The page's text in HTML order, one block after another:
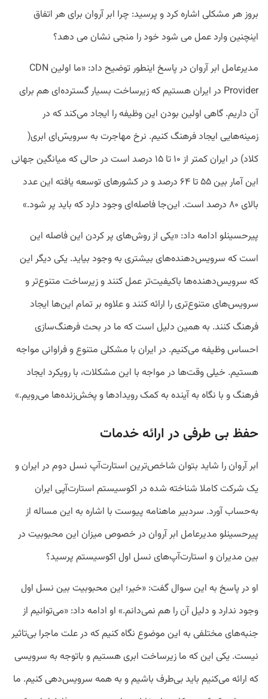
بروز هر مشکلی اشاره کرد و پرسید: چرا ابر آروان برای هر اتفاق
اینچنین وارد عمل می شود خود را منجی نشان می دهد؟
مدیرعامل ابر آروان در پاسخ اینطور توضیح داد: «ما اولین CDN
Provider در ایران هستیم که زیرساخت بسیار گسترده‌ای هم برای
آن داریم. گاهی اولین بودن این وظیفه را ایجاد می‌کند که در
زمینه‌هایی ایجاد فرهنگ کنیم. نرخ مهاجرت به سرویس‌ّای ابری(
کلاد) در ایران کمتر از ۱۰ تا ۱۵ درصد است در حالی که میانگین جهانی
این آمار بین ۵۵ تا ۶۴ درصد و در کشور‌های توسعه یافته این عدد
بالای ۸۰ درصد است. این‌جا فاصله‌ای وجود دارد که باید پر شود.»
پیرحسینلو ادامه داد: «یکی از روش‌های پر کردن این فاصله این
است که سرویس‌دهنده‌های بیشتری به وجود بیاید. یکی دیگر این
که سرویس‌دهنده‌ها باکیفیت‌تر عمل کنند و زیرساخت متنوع‌تر و
سرویس‌های متنوع‌تری را ارائه کنند و علاوه بر تمام این‌ها ایجاد
فرهنگ کنند. به همین دلیل است که ما در بحث فرهنگ‌سازی
احساس وظیفه می‌کنیم. در ایران با مشکلی متنوع و فراوانی مواجه
هستیم. خیلی وقت‌ها در مواجه با این مشکلات، با رویکرد ایجاد
فرهنگ و با نگاه به آینده به کمک رویداد‌ها و پخش‌زنده‌ها می‌رویم.»
حفظ بی طرفی در ارائه خدمات
ابر آروان را شاید بتوان شاخص‌ترین استارت‌آپ نسل دوم در ایران و
یک شرکت کاملا شناخته شده در اکوسیستم استارت‌آپی ایران
به‌حساب آورد. سردبیر ماهنامه پیوست با اشاره به این مساله از
پیرحسینلو مدیرعامل ابر آروان در خصوص میزان این محبوبیت در
بین مدیران و استارت‌آپ‌های نسل اول اکوسیستم پرسید؟
او در پاسخ به این سوال گفت: «خیر؛ این محبوبیت بین نسل اول
وجود ندارد و دلیل آن را هم نمی‌دانم.» او ادامه داد: «می‌توانیم از
جنبه‌های مختلفی به این موضوع نگاه کنیم که در علت ماجرا بی‌تاثیر
نیست. یکی این که ما زیرساخت ابری هستیم و باتوجه به سرویسی
که ارائه می‌کنیم باید بی‌طرف باشیم و به همه سرویس‌دهی کنیم. ما